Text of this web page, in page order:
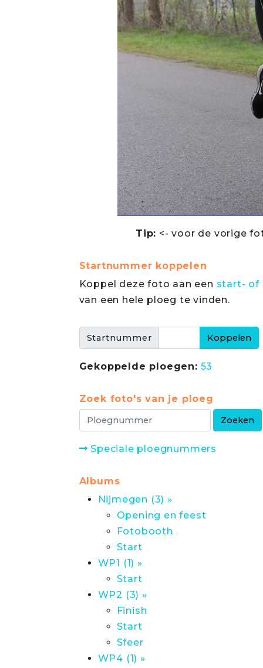
Tip: <- voor de vorige
Startnummer koppelen
Koppel deze foto aan een start- of
van een hele ploeg te vinden.
Startnummer
Gekoppelde ploegen: 53
Zoek foto's van je ploeg
Speciale ploegnummers
Albums
Nijmegen (3) »
Opening en feest
Fotobooth
Start
WP1 (1) »
Start
WP2 (3) »
Finish
Start
Sfeer
WP4 (1) »